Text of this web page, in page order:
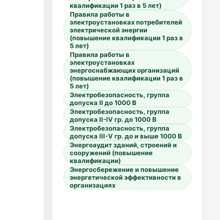
квалификации 1 раз в 5 лет)
Правила работы в
электроустановках потребителей
электрической энергии
(повышение квалификации 1 раз в
5 лет)
Правила работы в
электроустановках
энергоснабжающих организаций
(повышение квалификации 1 раз в
5 лет)
Электробезопасность, группа
допуска II до 1000 В
Электробезопасность, группа
допуска II-IV гр. до 1000 В
Электробезопасность, группа
допуска III-V гр. до и выше 1000 В
Энергоаудит зданий, строений и
сооружений (повышение
квалификации)
Энергосбережение и повышение
энергетической эффективности в
организациях